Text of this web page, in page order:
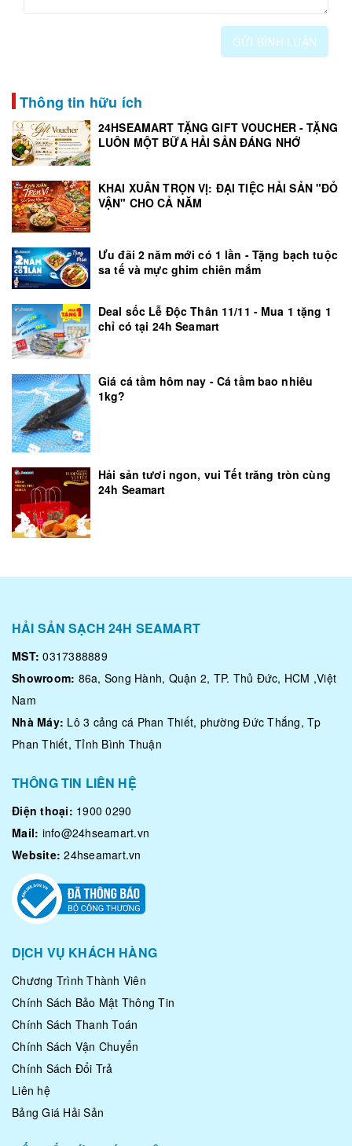
GỬI BÌNH LUẬN
Thông tin hữu ích
24HSEAMART TẶNG GIFT VOUCHER - TẶNG
LUÔN MỘT BỮA HẢI SẢN ĐÁNG NHỚ
KHAI XUÂN TRỌN VỊ: ĐẠI TIỆC HẢI SẢN "ĐỎ
VẬN" CHO CẢ NĂM
Ưu đãi 2 năm mới có 1 lần - Tặng bạch tuộc
sa tế và mực ghim chiên mắm
Deal sốc Lễ Độc Thân 11/11 - Mua 1 tặng 1
chỉ có tại 24h Seamart
Giá cá tầm hôm nay - Cá tầm bao nhiêu
1kg?
Hải sản tươi ngon, vui Tết trăng tròn cùng
24h Seamart
HẢI SẢN SẠCH 24H SEAMART
MST: 0317388889
Showroom: 86a, Song Hành, Quận 2, TP. Thủ Đức, HCM ,Việt
Nam
Nhà Máy: Lô 3 cảng cá Phan Thiết, phường Đức Thắng, Tp
Phan Thiết, Tỉnh Bình Thuận
THÔNG TIN LIÊN HỆ
Điện thoại: 1900 0290
Mail: info@24hseamart.vn
Website: 24hseamart.vn
DỊCH VỤ KHÁCH HÀNG
Chương Trình Thành Viên
Chính Sách Bảo Mật Thông Tin
Chính Sách Thanh Toán
Chính Sách Vận Chuyển
Chính Sách Đổi Trả
Liên hệ
Bảng Giá Hải Sản